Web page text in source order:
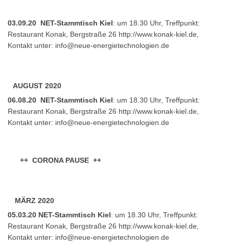
03.09.20 NET-Stammtisch Kiel: um 18.30 Uhr, Treffpunkt:
Restaurant Konak, Bergstraße 26 http://www.konak-kiel.de,
Kontakt unter: info@neue-energietechnologien.de
AUGUST 2020
06.08.20 NET-Stammtisch Kiel: um 18.30 Uhr, Treffpunkt:
Restaurant Konak, Bergstraße 26 http://www.konak-kiel.de,
Kontakt unter: info@neue-energietechnologien.de
++ CORONA PAUSE ++
MÄRZ 2020
05.03.20 NET-Stammtisch Kiel: um 18.30 Uhr, Treffpunkt:
Restaurant Konak, Bergstraße 26 http://www.konak-kiel.de,
Kontakt unter: info@neue-energietechnologien.de